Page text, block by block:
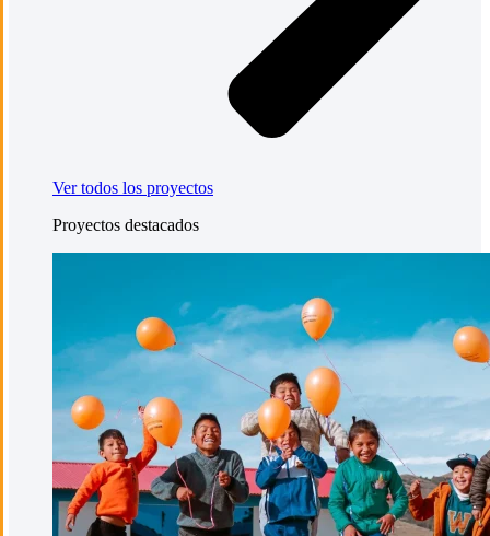
Ver todos los proyectos
Proyectos destacados